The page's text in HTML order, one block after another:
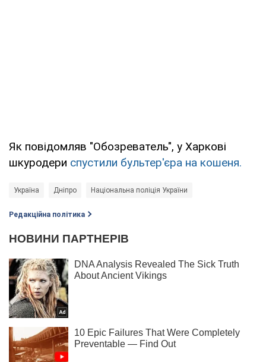
Як повідомляв "Обозреватель", у Харкові
шкуродери спустили бультер'єра на кошеня.
Україна Дніпро Національна поліція України
Редакційна політика